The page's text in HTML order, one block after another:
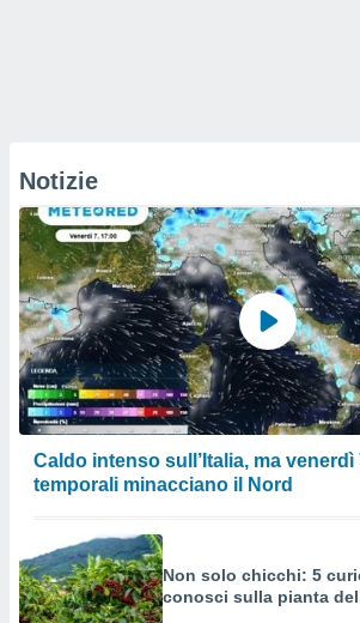
Notizie
Caldo intenso sull’Italia, ma
temporali minacciano il Nord
Non solo chicchi: 5
conosci sulla pianta